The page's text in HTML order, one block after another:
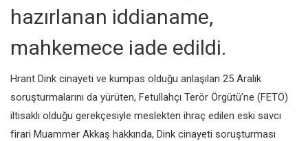
hazırlanan iddianame,
mahkemece iade edildi.
Hrant Dink cinayeti ve kumpas olduğu anlaşılan 25 Aralık
soruşturmalarını da yürüten, Fetullahçı Terör Örgütü’ne (FETÖ)
iltisaklı olduğu gerekçesiyle meslekten ihraç edilen eski savcı
firari Muammer Akkaş hakkında, Dink cinayeti soruşturması